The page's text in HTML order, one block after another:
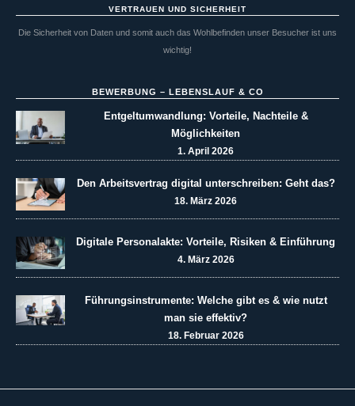
VERTRAUEN UND SICHERHEIT
Die Sicherheit von Daten und somit auch das Wohlbefinden unser Besucher ist uns
wichtig!
BEWERBUNG – LEBENSLAUF & CO
Entgeltumwandlung: Vorteile, Nachteile &
Möglichkeiten
1. April 2026
Den Arbeitsvertrag digital unterschreiben: Geht das?
18. März 2026
Digitale Personalakte: Vorteile, Risiken & Einführung
4. März 2026
Führungsinstrumente: Welche gibt es & wie nutzt
man sie effektiv?
18. Februar 2026